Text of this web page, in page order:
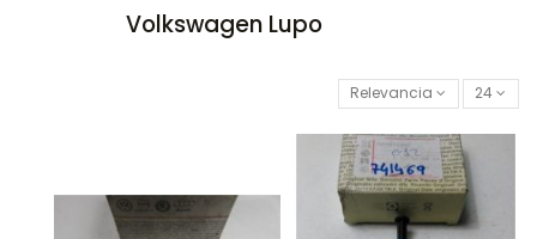
Volkswagen Lupo
Relevancia 24